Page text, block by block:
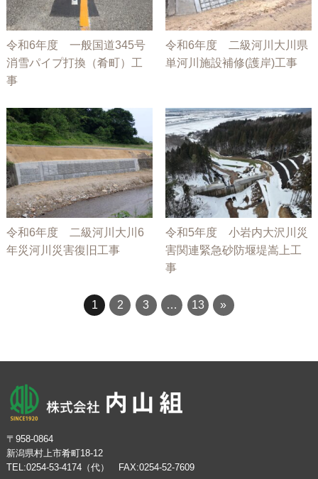
令和6年度 一般国道345号
消雪パイプ打換（肴町）工
事
令和6年度 二級河川大川県
単河川施設補修(護岸)工事
令和6年度 二級河川大川6
年災河川災害復旧工事
令和5年度 小岩内大沢川災
害関連緊急砂防堰堤嵩上工
事
1 2 3 … 13 »
〒958-0864
新潟県村上市肴町18-12
TEL:0254-53-4174（代） FAX:0254-52-7609